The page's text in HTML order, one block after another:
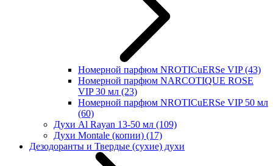
Номерной парфюм NROTICuERSe VIP(43)
Номерной парфюм NARCOTIQUE ROSE
VIP 30 мл (23)
Номерной парфюм NROTICuERSe VIP 50 мл
(60)
Духи Al Rayan 13-50 мл (109)
Духи Montale (копии) (17)
Дезодоранты и Твердые (сухие) духи